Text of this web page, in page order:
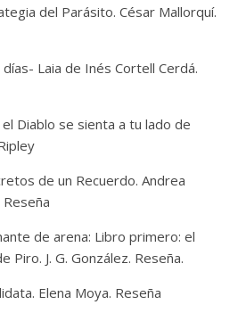
del Parásito. César Mallorquí.
días- Laia de Inés Cortell Cerdá.
el Diablo se sienta a tu lado de
de un Recuerdo. Andrea
de arena: Libro primero: el
Piro. J. G. González. Reseña.
Elena Moya. Reseña